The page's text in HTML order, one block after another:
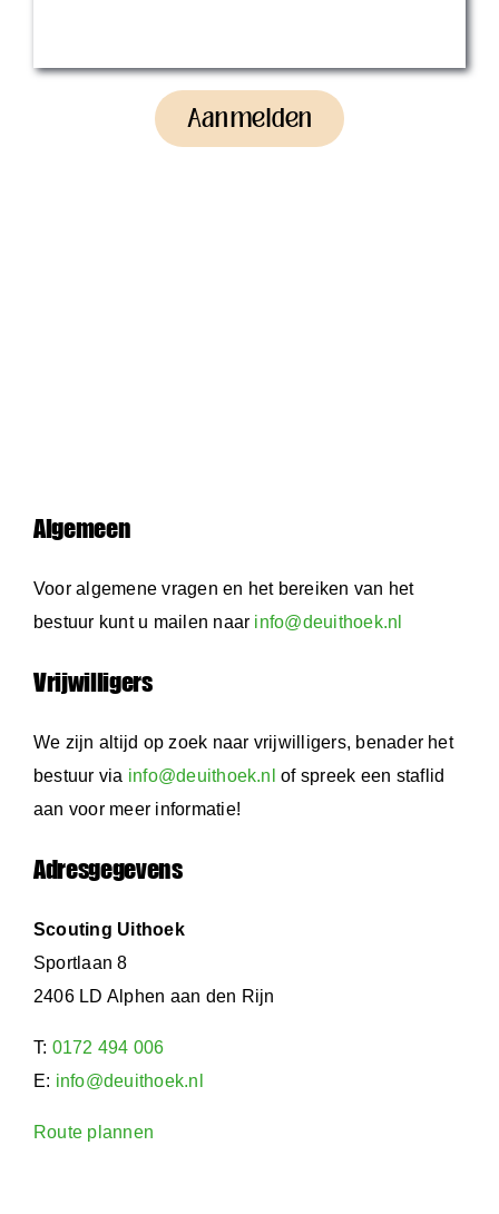
Aanmelden
Algemeen
Voor algemene vragen en het bereiken van het
bestuur kunt u mailen naar info@deuithoek.nl
Vrijwilligers
We zijn altijd op zoek naar vrijwilligers, benader het
bestuur via info@deuithoek.nl of spreek een staflid
aan voor meer informatie!
Adresgegevens
Scouting Uithoek
Sportlaan 8
2406 LD Alphen aan den Rijn
T: 0172 494 006
E: info@deuithoek.nl
Route plannen